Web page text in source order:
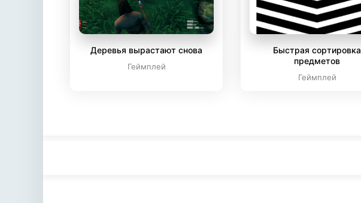
Деревья вырастают снова
Геймплей
Быстрая сортировка
предметов
Геймплей